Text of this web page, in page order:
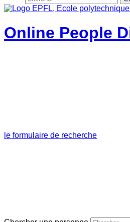
Online People
le formulaire de recherche